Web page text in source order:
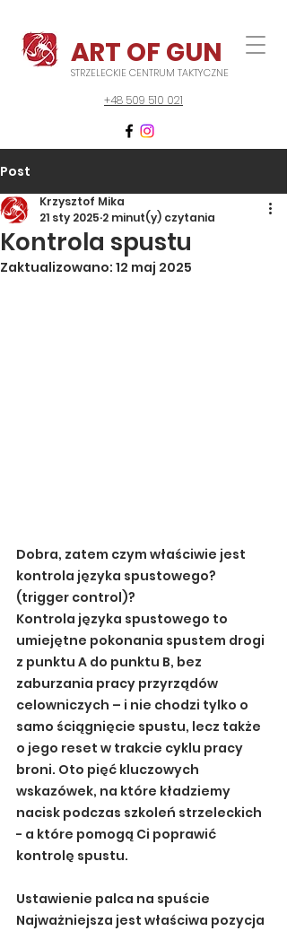
STRZELECKIE CENTRUM TAKTYCZNE
+48 509 510 021
ART OF GUN
Post
Kontrola spustu
Krzysztof Mika
21 sty 2025 2 minut(y) czytania
Zaktualizowano: 12 maj 2025
Dobra, zatem czym właściwie jest
kontrola języka spustowego?
(trigger control)?
Kontrola języka spustowego to
umiejętne pokonania spustem drogi
z punktu A do punktu B, bez
zaburzania pracy przyrządów
celowniczych – i nie chodzi tylko o
samo ściągnięcie spustu, lecz także
o jego reset w trakcie cyklu pracy
broni. Oto pięć kluczowych
wskazówek, na które kładziemy
nacisk podczas szkoleń strzeleckich
- a które pomogą Ci poprawić
kontrolę spustu.
Ustawienie palca na spuście
Najważniejsza jest właściwa pozycja